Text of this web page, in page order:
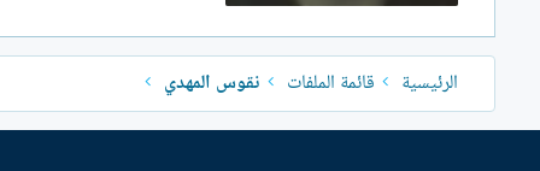
الرئيسية قائمة الملفات نقوس المهدي